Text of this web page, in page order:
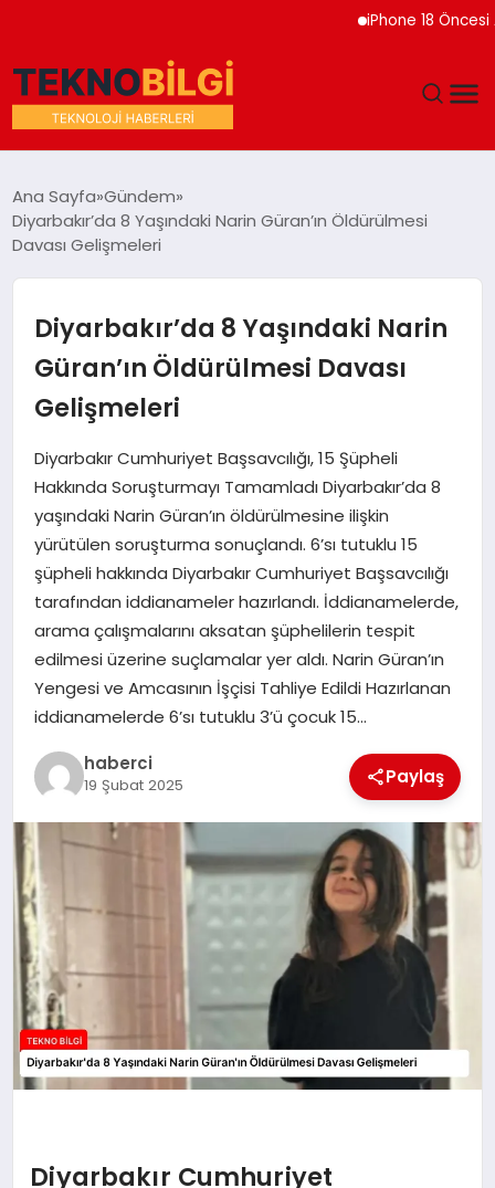
iPhone 18 Öncesi
DÜNYA
EKONOMI
MAGAZIN
SAĞLIK
SIYASET
SPOR
TEKNOLOJI
YAŞAM
Ana Sayfa Gündem
Diyarbakır’da 8 Yaşındaki Narin Güran’ın Öldürülmesi
Davası Gelişmeleri
Diyarbakır’da 8 Yaşındaki Narin
Güran’ın Öldürülmesi Davası
Gelişmeleri
Diyarbakır Cumhuriyet Başsavcılığı, 15 Şüpheli
Hakkında Soruşturmayı Tamamladı Diyarbakır’da 8
yaşındaki Narin Güran’ın öldürülmesine ilişkin
yürütülen soruşturma sonuçlandı. 6’sı tutuklu 15
şüpheli hakkında Diyarbakır Cumhuriyet Başsavcılığı
tarafından iddianameler hazırlandı. İddianamelerde,
arama çalışmalarını aksatan şüphelilerin tespit
edilmesi üzerine suçlamalar yer aldı. Narin Güran’ın
Yengesi ve Amcasının İşçisi Tahliye Edildi Hazırlanan
iddianamelerde 6’sı tutuklu 3’ü çocuk 15…
haberci
19 Şubat 2025 Paylaş
Diyarbakır Cumhuriyet